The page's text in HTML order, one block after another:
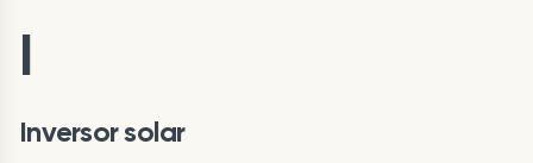
I
Inversor solar